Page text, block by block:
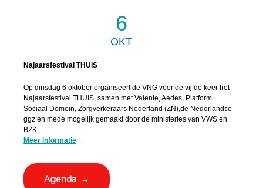
6
OKT
Najaarsfestival THUIS
Op dinsdag 6 oktober organiseert de VNG voor de vijfde keer het
Najaarsfestival THUIS, samen met Valente, Aedes, Platform
Sociaal Domein, Zorgverkeraars Nederland (ZN),de Nederlandse
ggz en mede mogelijk gemaakt door de ministeries van VWS en
BZK.
Meer informatie →
Agenda →